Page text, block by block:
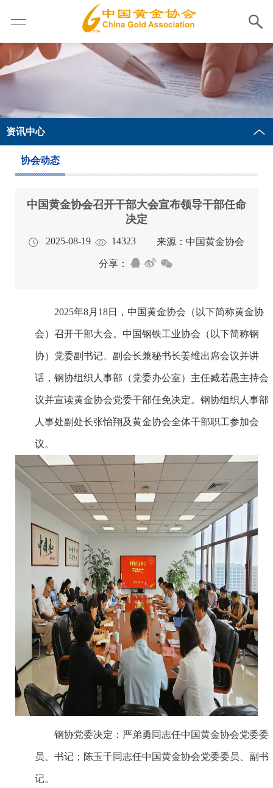
资讯中心
协会动态
中国黄金协会召开干部大会宣布领导干部任命
决定
2025-08-19 14323 来源：中国黄金协会
分享：
2025年8月18日，中国黄金协会（以下简称黄金协
会）召开干部大会。中国钢铁工业协会（以下简称钢
协）党委副书记、副会长兼秘书长姜维出席会议并讲
话，钢协组织人事部（党委办公室）主任臧若愚主持会
议并宣读黄金协会党委干部任免决定。钢协组织人事部
人事处副处长张怡翔及黄金协会全体干部职工参加会
议。
钢协党委决定：严弟勇同志任中国黄金协会党委委
员、书记；陈玉千同志任中国黄金协会党委委员、副书
记。